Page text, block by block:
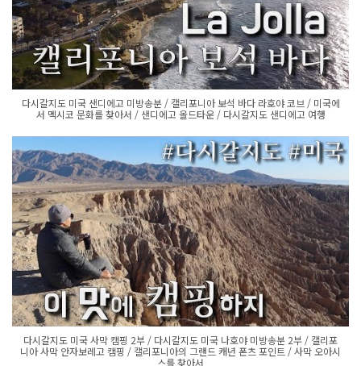
다시갈지도 미국 샌디에고 미방송분 / 캘리포니아 보석 바다 라호야 코브 / 미국에
서 멕시코 문화를 찾아서 / 샌디에고 올드타운 / 다시갈지도 샌디에고 여행
다시갈지도 미국 사막 캠핑 2부 / 다시갈지도 미국 나호야 미방송분 2부 / 캘리포
니아 사막 안자보레고 캠핑 / 캘리포니아의 그랜드 캐년 폰츠 포인트 / 사막 오아시
스를 찾아서